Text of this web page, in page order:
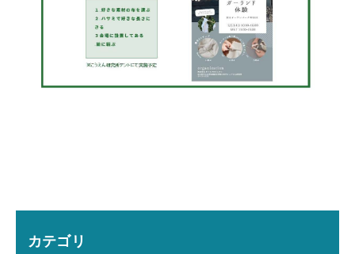
カテゴリ